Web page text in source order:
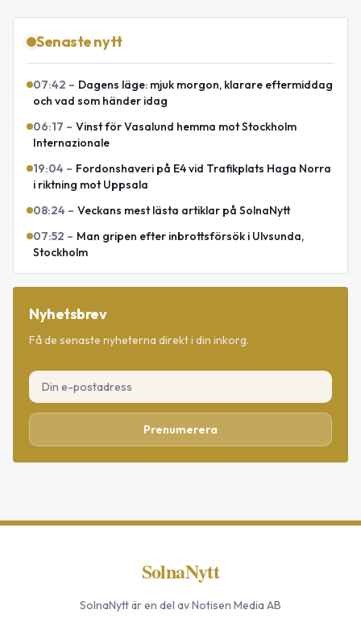
Senaste nytt
07:42 – Dagens läge: mjuk morgon, klarare eftermiddag
och vad som händer idag
06:17 – Vinst för Vasalund hemma mot Stockholm
Internazionale
19:04 – Fordonshaveri på E4 vid Trafikplats Haga Norra
i riktning mot Uppsala
08:24 – Veckans mest lästa artiklar på SolnaNytt
07:52 – Man gripen efter inbrottsförsök i Ulvsunda,
Stockholm
Nyhetsbrev
Få de senaste nyheterna direkt i din inkorg.
Prenumerera
SolnaNytt
SolnaNyttär en del av Notisen Media AB